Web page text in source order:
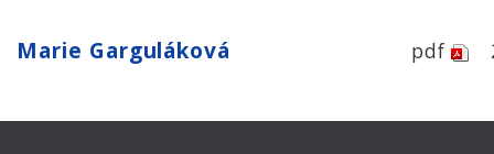
Marie Garguláková pdf